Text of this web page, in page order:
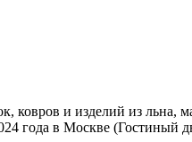
ковров и изделий из
года в Москве (Гостиный